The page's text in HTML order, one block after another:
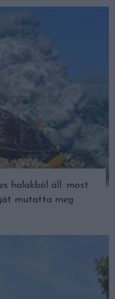
halakból áll: most
mutatta meg